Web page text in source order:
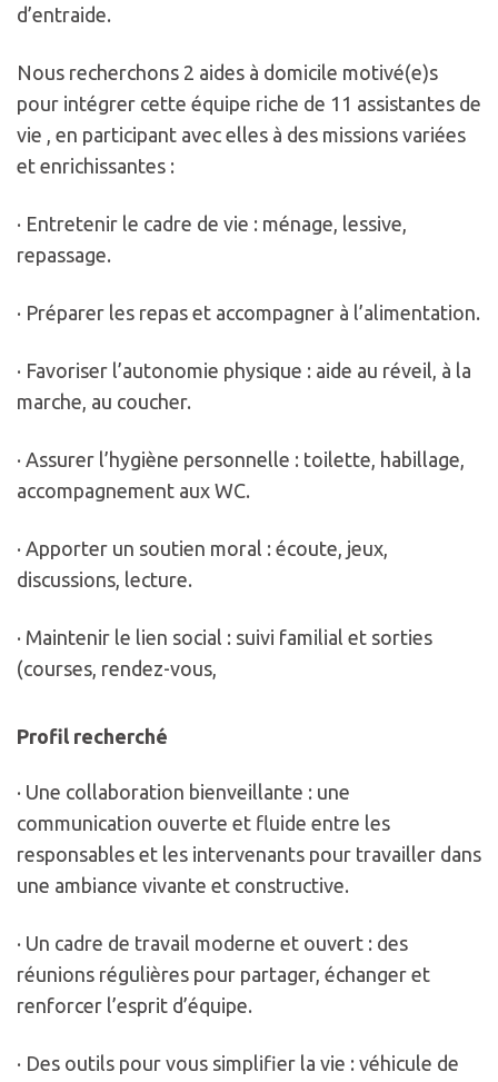
d’entraide.
Nous recherchons 2 aides à domicile motivé(e)s
pour intégrer cette équipe riche de 11 assistantes de
vie , en participant avec elles à des missions variées
et enrichissantes :
· Entretenir le cadre de vie : ménage, lessive,
repassage.
· Préparer les repas et accompagner à l’alimentation.
· Favoriser l’autonomie physique : aide au réveil, à la
marche, au coucher.
· Assurer l’hygiène personnelle : toilette, habillage,
accompagnement aux WC.
· Apporter un soutien moral : écoute, jeux,
discussions, lecture.
· Maintenir le lien social : suivi familial et sorties
(courses, rendez-vous,
Profil recherché
· Une collaboration bienveillante : une
communication ouverte et fluide entre les
responsables et les intervenants pour travailler dans
une ambiance vivante et constructive.
· Un cadre de travail moderne et ouvert : des
réunions régulières pour partager, échanger et
renforcer l’esprit d’équipe.
· Des outils pour vous simplifier la vie : véhicule de